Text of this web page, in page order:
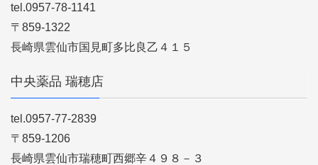
tel.0957-78-1141
〒859-1322
長崎県雲仙市国見町多比良乙４１５
中央薬品 瑞穂店
tel.0957-77-2839
〒859-1206
長崎県雲仙市瑞穂町西郷辛４９８－３